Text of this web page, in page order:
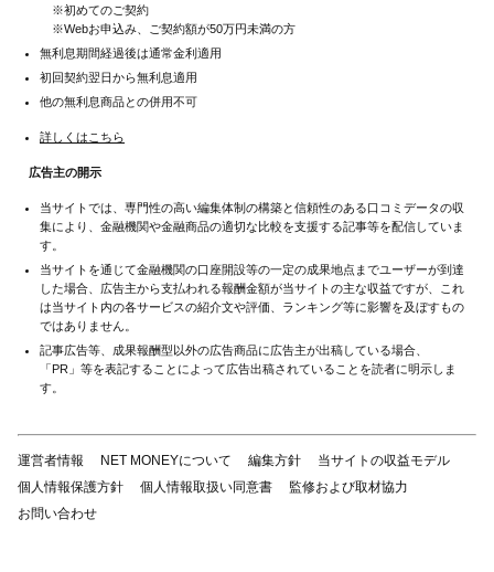
※初めてのご契約
※Webお申込み、ご契約額が50万円未満の方
無利息期間経過後は通常金利適用
初回契約翌日から無利息適用
他の無利息商品との併用不可
詳しくはこちら
広告主の開示
当サイトでは、専門性の高い編集体制の構築と信頼性のある口コミデータの収
集により、金融機関や金融商品の適切な比較を支援する記事等を配信していま
す。
当サイトを通じて金融機関の口座開設等の一定の成果地点までユーザーが到達
した場合、広告主から支払われる報酬金額が当サイトの主な収益ですが、これ
は当サイト内の各サービスの紹介文や評価、ランキング等に影響を及ぼすもの
ではありません。
記事広告等、成果報酬型以外の広告商品に広告主が出稿している場合、
「PR」等を表記することによって広告出稿されていることを読者に明示しま
す。
運営者情報 NET MONEYについて 編集方針
当サイトの収益モデル
個人情報保護方針
個人情報取扱い同意書
監修および取材協力
お問い合わせ